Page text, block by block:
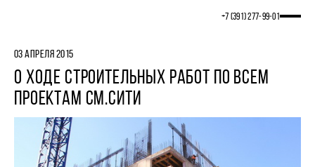
+7 (391) 277‒99‒01
03 АПРЕЛЯ 2015
О ХОДЕ СТРОИТЕЛЬНЫХ РАБОТ ПО ВСЕМ
ПРОЕКТАМ СМ.СИТИ